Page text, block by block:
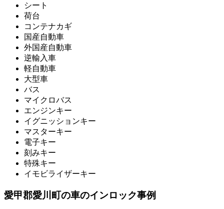
シート
荷台
コンテナカギ
国産自動車
外国産自動車
逆輸入車
軽自動車
大型車
バス
マイクロバス
エンジンキー
イグニッションキー
マスターキー
電子キー
刻みキー
特殊キー
イモビライザーキー
愛甲郡愛川町の車のインロック事例